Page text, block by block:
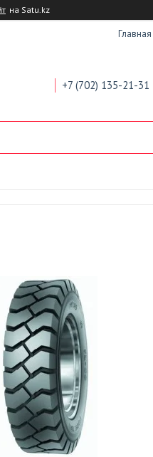
на Satu.kz
Главная
+7 (702) 135-21-31